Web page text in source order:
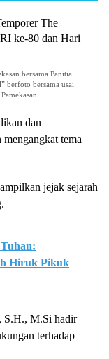
bersama Panitia
berfoto bersama usai
dan
tema
jejak sejarah
Hiruk Pikuk
S.H., M.Si hadir
terhadap